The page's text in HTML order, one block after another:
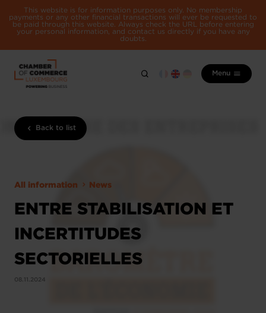
This website is for information purposes only. No membership
payments or any other financial transactions will ever be requested to
be paid through this website. Always check the URL before entering
your personal information, and contact us directly if you have any
doubts.
Menu
Back to list
All information News
ENTRE STABILISATION ET
INCERTITUDES
SECTORIELLES
08.11.2024